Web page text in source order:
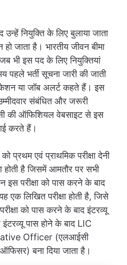
नियुक्ति के लिए बुलाया जाता
जाता है। भारतीय जीवन बीमा
जब भी इस पद के लिए नियुक्तियां
पहले भर्ती सूचना जारी की जाती
या जॉब अलर्ट कहते हैं। इस
संबंधित और जरूरी
की ऑफिशियल वेबसाइट से इस
करते हैं।
प्रथम एवं प्राथमिक परीक्षा देनी
होती है जिसमें आमतौर पर सभी
इस परीक्षा को पास करने के बाद
एक लिखित परीक्षा होती है, जिसे
को पास करने के बाद इंटरव्यू
पास होने के बाद LIC
Officer (एलआईसी
बना दिया जाता है।